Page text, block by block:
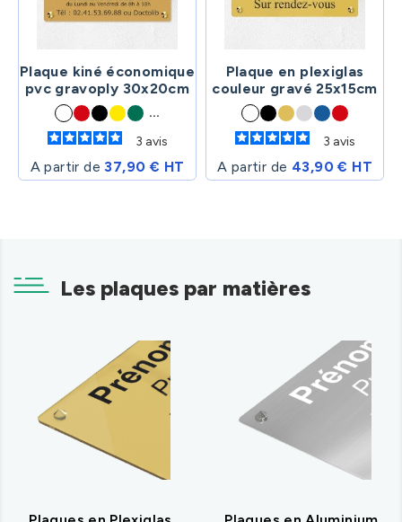
Plaque kiné économique
pvc gravoply 30x20cm
...
3 avis
A partir de37,90 € HT
Plaque en plexiglas
couleur gravé 25x15cm
3 avis
A partir de 43,90 € HT
Les plaques par matières